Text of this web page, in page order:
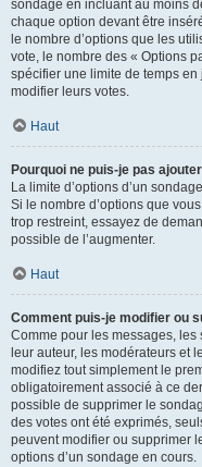
sondage en incluant au moins
chaque option devant être
le nombre d’options que les
vote, le nombre des « Options
spécifier une limite de temps
modifier leurs votes.
Haut
Pourquoi ne puis-je pas
La limite d’options d’un
Si le nombre d’options que
trop restreint, essayez de
possible de l’augmenter.
Haut
Comment puis-je modifier ou
Comme pour les messages,
leur auteur, les modérateurs et
modifiez tout simplement le
obligatoirement associé à ce
possible de supprimer le
des votes ont été exprimés,
peuvent modifier ou supprimer
options d’un sondage en cours.